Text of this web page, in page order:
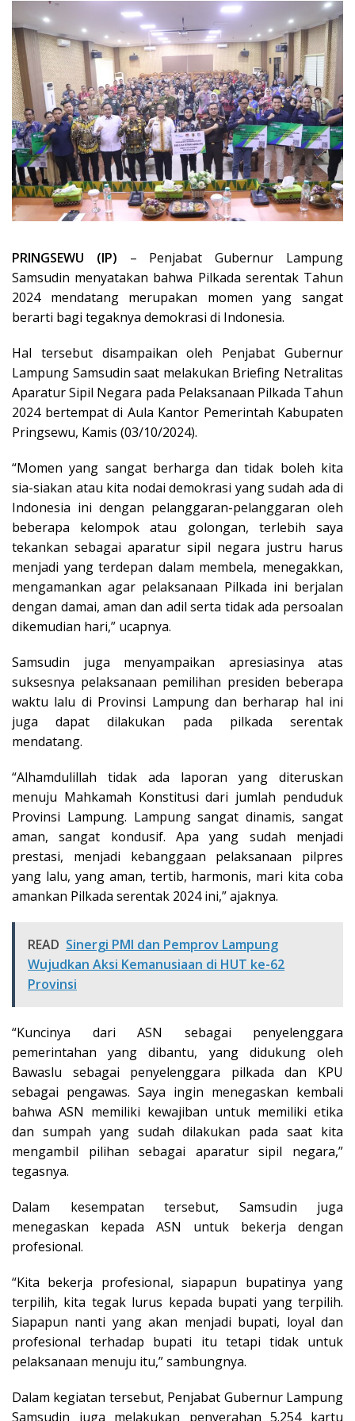
PRINGSEWU (IP) – Penjabat Gubernur Lampung
Samsudin menyatakan bahwa Pilkada serentak Tahun
2024 mendatang merupakan momen yang sangat
berarti bagi tegaknya demokrasi di Indonesia.
Hal tersebut disampaikan oleh Penjabat Gubernur
Lampung Samsudin saat melakukan Briefing Netralitas
Aparatur Sipil Negara pada Pelaksanaan Pilkada Tahun
2024 bertempat di Aula Kantor Pemerintah Kabupaten
Pringsewu, Kamis (03/10/2024).
“Momen yang sangat berharga dan tidak boleh kita
sia-siakan atau kita nodai demokrasi yang sudah ada di
Indonesia ini dengan pelanggaran-pelanggaran oleh
beberapa kelompok atau golongan, terlebih saya
tekankan sebagai aparatur sipil negara justru harus
menjadi yang terdepan dalam membela, menegakkan,
mengamankan agar pelaksanaan Pilkada ini berjalan
dengan damai, aman dan adil serta tidak ada persoalan
dikemudian hari,” ucapnya.
Samsudin juga menyampaikan apresiasinya atas
suksesnya pelaksanaan pemilihan presiden beberapa
waktu lalu di Provinsi Lampung dan berharap hal ini
juga dapat dilakukan pada pilkada serentak
mendatang.
“Alhamdulillah tidak ada laporan yang diteruskan
menuju Mahkamah Konstitusi dari jumlah penduduk
Provinsi Lampung. Lampung sangat dinamis, sangat
aman, sangat kondusif. Apa yang sudah menjadi
prestasi, menjadi kebanggaan pelaksanaan pilpres
yang lalu, yang aman, tertib, harmonis, mari kita coba
amankan Pilkada serentak 2024 ini,” ajaknya.
READ Sinergi PMI dan Pemprov Lampung
Wujudkan Aksi Kemanusiaan di HUT ke-62
Provinsi
“Kuncinya dari ASN sebagai penyelenggara
pemerintahan yang dibantu, yang didukung oleh
Bawaslu sebagai penyelenggara pilkada dan KPU
sebagai pengawas. Saya ingin menegaskan kembali
bahwa ASN memiliki kewajiban untuk memiliki etika
dan sumpah yang sudah dilakukan pada saat kita
mengambil pilihan sebagai aparatur sipil negara,”
tegasnya.
Dalam kesempatan tersebut, Samsudin juga
menegaskan kepada ASN untuk bekerja dengan
profesional.
“Kita bekerja profesional, siapapun bupatinya yang
terpilih, kita tegak lurus kepada bupati yang terpilih.
Siapapun nanti yang akan menjadi bupati, loyal dan
profesional terhadap bupati itu tetapi tidak untuk
pelaksanaan menuju itu,” sambungnya.
Dalam kegiatan tersebut, Penjabat Gubernur Lampung
Samsudin juga melakukan penyerahan 5.254 kartu